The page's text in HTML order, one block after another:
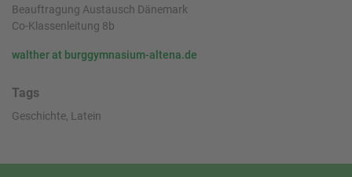
Beauftragung Austausch Dänemark
Co-Klassenleitung 8b
walther at burggymnasium-altena.de
Tags
Geschichte, Latein